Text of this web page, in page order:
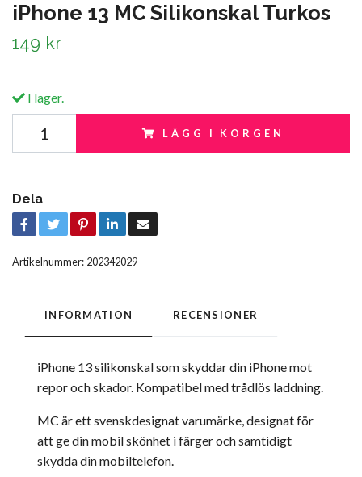
iPhone 13 MC Silikonskal Turkos
149 kr
I lager.
LÄGG I KORGEN
Dela
Artikelnummer: 202342029
INFORMATION RECENSIONER
iPhone 13 silikonskal som skyddar din iPhone mot
repor och skador. Kompatibel med trådlös laddning.
MC är ett svenskdesignat varumärke, designat för
att ge din mobil skönhet i färger och samtidigt
skydda din mobiltelefon.